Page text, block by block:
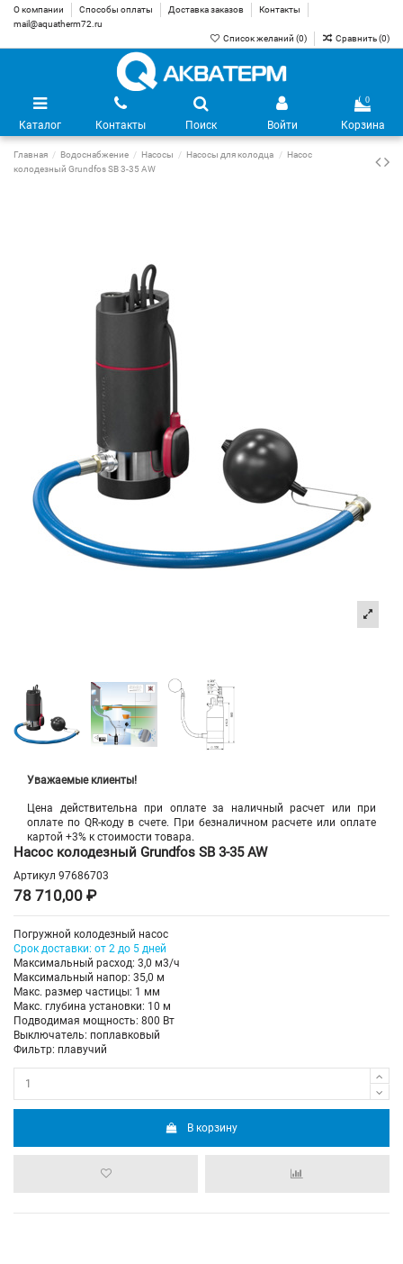
О компании Способы оплаты Доставка заказов
Контакты
mail@aquatherm72.ru
Список желаний (0) Сравнить (0)
Каталог Контакты Поиск Войти
0
Корзина
Главная Водоснабжение Насосы Насосы для колодца
Насос
колодезный Grundfos SB 3-35 AW
Уважаемые клиенты!
Цена действительна при оплате за наличный расчет или при
оплате по QR-коду в счете. При безналичном расчете или оплате
картой +3% к стоимости товара.
Насос колодезный Grundfos SB 3-35 AW
Артикул 97686703
78 710,00 ₽
Погружной колодезный насос
Срок доставки: от 2 до 5 дней
Максимальный расход: 3,0 м3/ч
Максимальный напор: 35,0 м
Макс. размер частицы: 1 мм
Макс. глубина установки: 10 м
Подводимая мощность: 800 Вт
Выключатель: поплавковый
Фильтр: плавучий
В корзину